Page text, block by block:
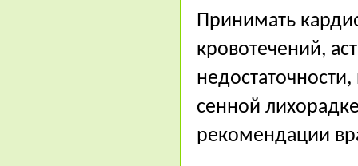
Принимать
кровотечений,
сенной
рекомендации